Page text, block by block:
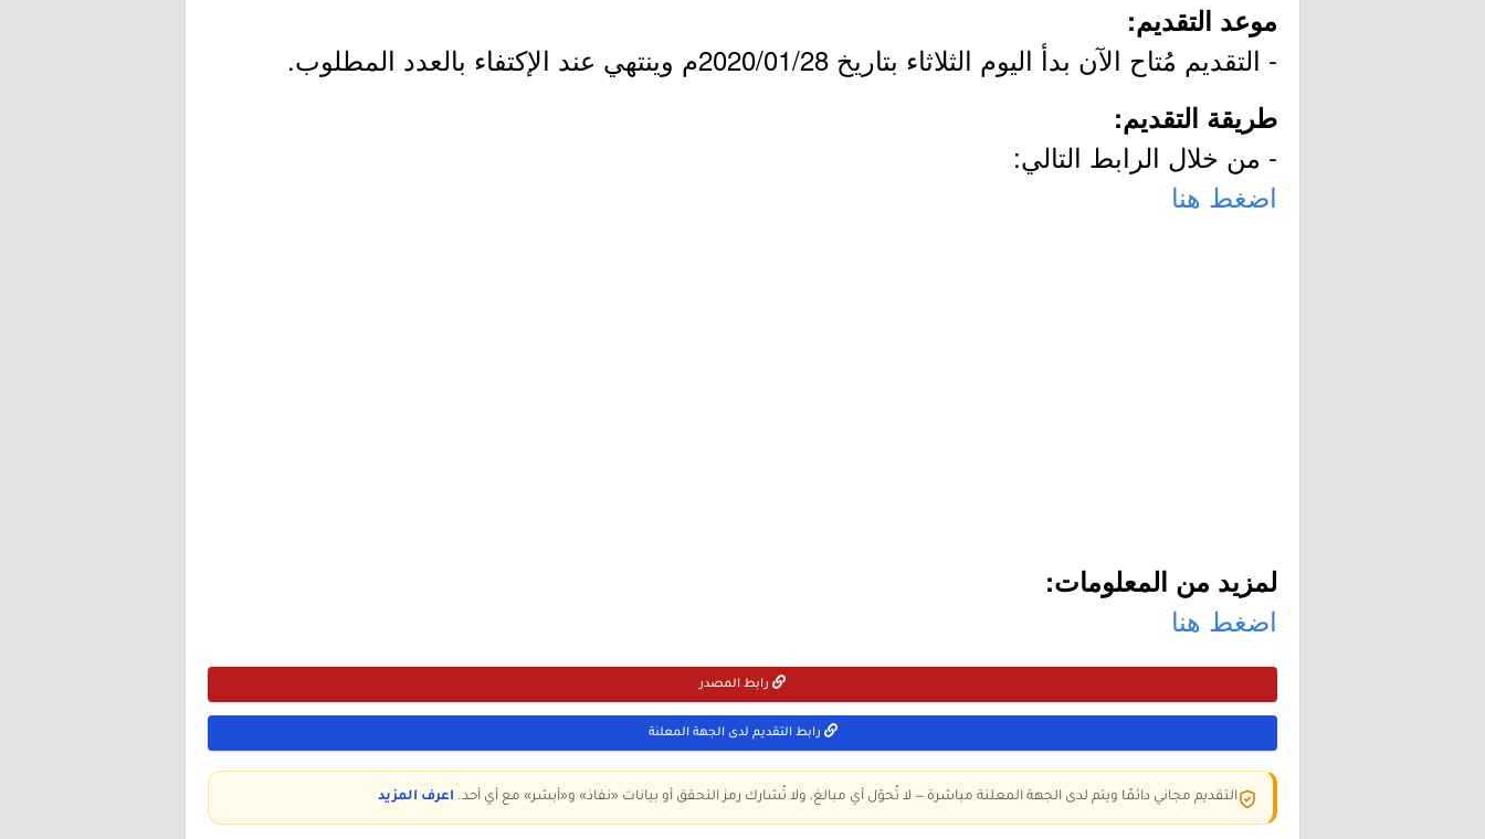
موعد التقديم:
- التقديم مُتاح الآن بدأ اليوم الثلاثاء بتاريخ 2020/01/28م وينتهي عند الإكتفاء بالعدد المطلوب.
طريقة التقديم:
- من خلال الرابط التالي:
اضغط هنا
لمزيد من المعلومات:
اضغط هنا
رابط المصدر
رابط التقديم لدى الجهة المعلنة
التقديم مجاني دائمًا ويتم لدى الجهة المعلنة مباشرة — لا تُحوّل أي مبالغ، ولا تُشارك رمز التحقق أو بيانات «نفاذ» و«أبشر» مع أي أحد. اعرف المزيد